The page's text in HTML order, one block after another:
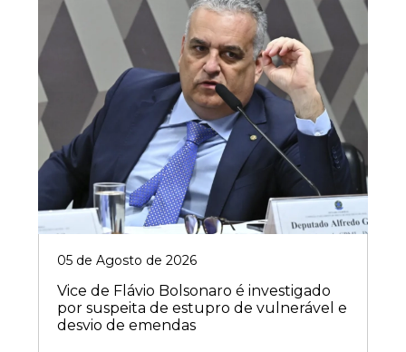
05 de Agosto de 2026
Vice de Flávio Bolsonaro é investigado
por suspeita de estupro de vulnerável e
desvio de emendas